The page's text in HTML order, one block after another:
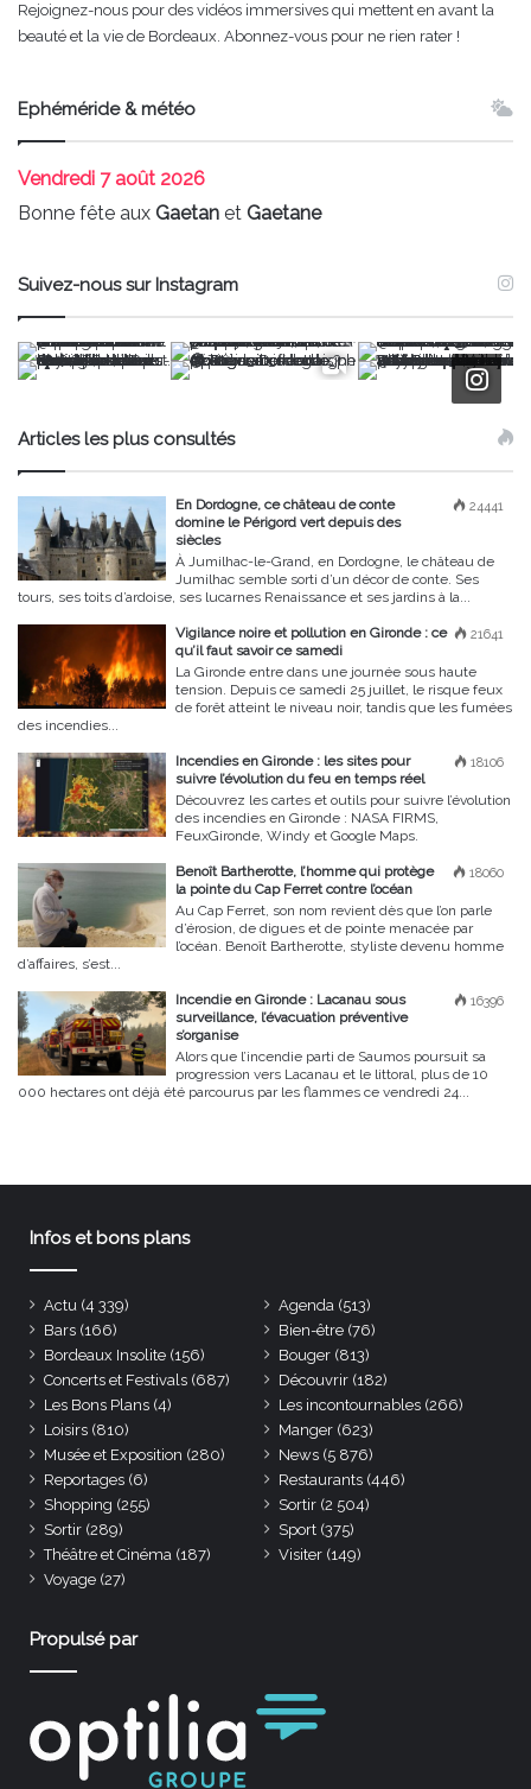
Rejoignez-nous pour des vidéos immersives qui mettent en avant la
beauté et la vie de Bordeaux. Abonnez-vous pour ne rien rater !
Ephéméride & météo
Vendredi 7 août 2026
Bonne fête aux Gaetan et Gaetane
Suivez-nous sur Instagram
Articles les plus consultés
24441
En Dordogne, ce château de conte
domine le Périgord vert depuis des
siècles
À Jumilhac-le-Grand, en Dordogne, le château de
Jumilhac semble sorti d’un décor de conte. Ses
tours, ses toits d’ardoise, ses lucarnes Renaissance et ses jardins à la...
21641
Vigilance noire et pollution en Gironde : ce
qu’il faut savoir ce samedi
La Gironde entre dans une journée sous haute
tension. Depuis ce samedi 25 juillet, le risque feux
de forêt atteint le niveau noir, tandis que les fumées
des incendies...
18106
Incendies en Gironde : les sites pour
suivre l’évolution du feu en temps réel
Découvrez les cartes et outils pour suivre l’évolution
des incendies en Gironde : NASA FIRMS,
FeuxGironde, Windy et Google Maps.
18060
Benoît Bartherotte, l’homme qui protège
la pointe du Cap Ferret contre l’océan
Au Cap Ferret, son nom revient dès que l’on parle
d’érosion, de digues et de pointe menacée par
l’océan. Benoît Bartherotte, styliste devenu homme
d’affaires, s’est...
16396
Incendie en Gironde : Lacanau sous
surveillance, l’évacuation préventive
s’organise
Alors que l’incendie parti de Saumos poursuit sa
progression vers Lacanau et le littoral, plus de 10
000 hectares ont déjà été parcourus par les flammes ce vendredi 24...
Infos et bons plans
Actu (4 339) Agenda (513)
Bars (166) Bien-être (76)
Bordeaux Insolite (156) Bouger (813)
Concerts et Festivals (687) Découvrir (182)
Les Bons Plans (4) Les incontournables (266)
Loisirs (810) Manger (623)
Musée et Exposition (280) News (5 876)
Reportages (6) Restaurants (446)
Shopping (255) Sortir (2 504)
Sortir (289) Sport (375)
Théâtre et Cinéma (187) Visiter (149)
Voyage (27)
Propulsé par